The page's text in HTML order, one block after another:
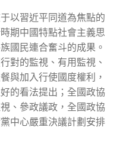
習近平同道為焦點的
期中國特點社會主義思
國民連合奮斗的成果。
對的監視、有用監視、
與加入行使國度權利，
的看法提出；全國政協
、參政議政，全國政協
中心嚴重決議計劃安排